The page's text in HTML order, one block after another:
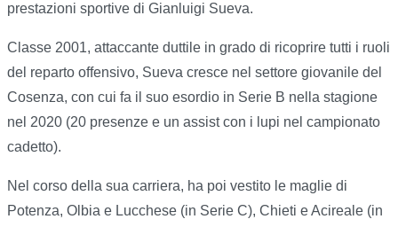
prestazioni sportive di Gianluigi Sueva.
Classe 2001, attaccante duttile in grado di ricoprire tutti i ruoli
del reparto offensivo, Sueva cresce nel settore giovanile del
Cosenza, con cui fa il suo esordio in Serie B nella stagione
nel 2020 (20 presenze e un assist con i lupi nel campionato
cadetto).
Nel corso della sua carriera, ha poi vestito le maglie di
Potenza, Olbia e Lucchese (in Serie C), Chieti e Acireale (in